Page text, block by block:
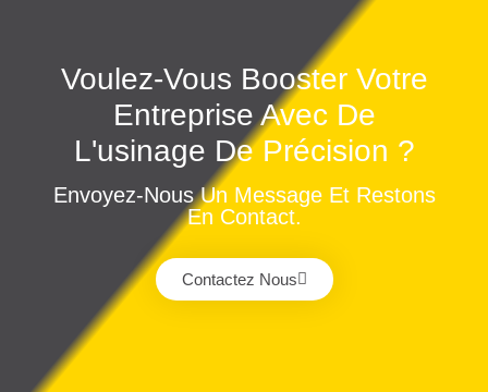
Voulez-Vous Booster Votre
Entreprise Avec De
L'usinage De Précision ?
Envoyez-Nous Un Message Et Restons
En Contact.
Contactez Nous